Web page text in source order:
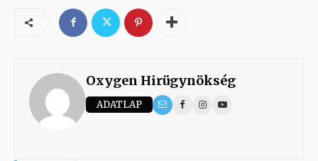
Oxygen Hirügynökség
ADATLAP